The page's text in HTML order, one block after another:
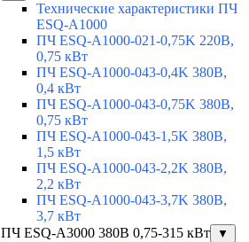
Технические характеристики ПЧ
ESQ-A1000
ПЧ ESQ-A1000-021-0,75K 220В,
0,75 кВт
ПЧ ESQ-A1000-043-0,4K 380В,
0,4 кВт
ПЧ ESQ-A1000-043-0,75K 380В,
0,75 кВт
ПЧ ESQ-A1000-043-1,5K 380В,
1,5 кВт
ПЧ ESQ-A1000-043-2,2K 380В,
2,2 кВт
ПЧ ESQ-A1000-043-3,7K 380В,
3,7 кВт
ПЧ ESQ-A3000 380В 0,75-315 кВт
▼